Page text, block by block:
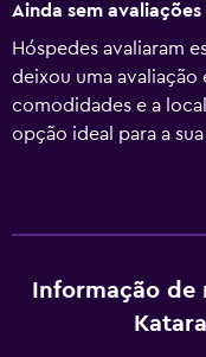
Ainda sem
Hóspedes avaliaram
deixou uma avaliação
comodidades e a
opção ideal para a
Informação